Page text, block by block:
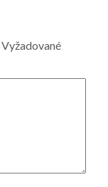
Vyžadované